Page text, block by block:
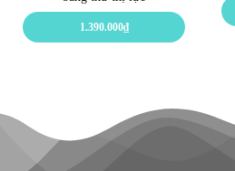
1.390.000₫